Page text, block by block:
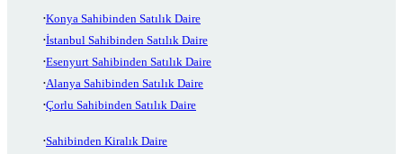
Konya Sahibinden Satılık Daire
İstanbul Sahibinden Satılık Daire
Esenyurt Sahibinden Satılık Daire
Alanya Sahibinden Satılık Daire
Çorlu Sahibinden Satılık Daire
Sahibinden Kiralık Daire